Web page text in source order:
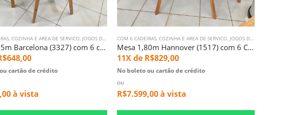
LUGARES,SALA DE JANTAR
, COZINHA E AREA DE SERVICO JOGOS DE MESA ,MESA COM 6 LUGARES,SALA DE JANTAR
Mesa 1,55m Barcelona (3327) com 6 cadeiras Ayla com Tela Natural (2818)
648,00
cartão de crédito
à vista
COM 6 CADEIRAS, COZINHA E AREA DE SERVICO JOGOS DE MESA
Mesa 1,80m Hannover (1517) com 6 Cadeiras Dora Corino Omega Bege (1910)
11X de R$829,00
No boleto ou cartão de crédito
ou
R$7.599,00à vista